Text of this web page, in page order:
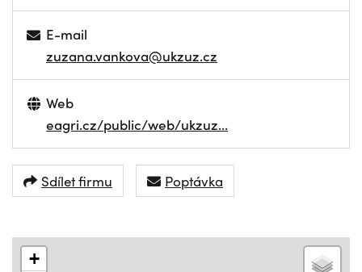
E-mail
zuzana.vankova@ukzuz.cz
Web
eagri.cz/public/web/ukzuz…
Sdílet firmu Poptávka
+